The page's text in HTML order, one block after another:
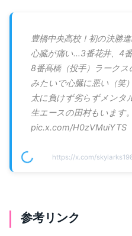
豊橋中央高校！初の決勝
心臓が痛い…3番花井、4
8番髙橋（投手）ラーク
みたいで心臓に悪い（笑
太に負けず劣らずメンタ
生エースの田村もいます
pic.x.com/H0zVMuiYTS
https://x.com/
参考リンク